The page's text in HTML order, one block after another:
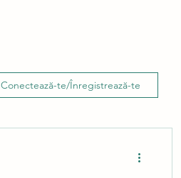
Conectează-te/Înregistrează-te